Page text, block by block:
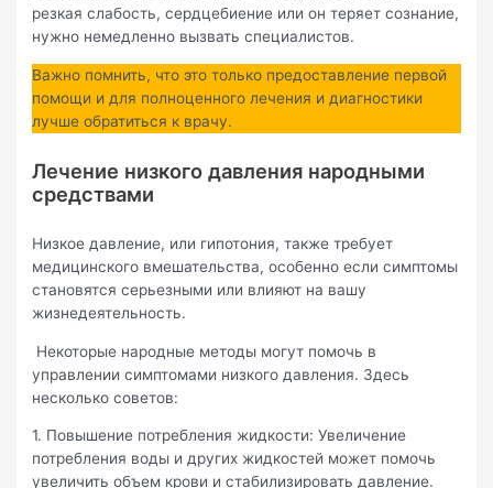
резкая слабость, сердцебиение или он теряет сознание,
нужно немедленно вызвать специалистов.
Важно помнить, что это только предоставление первой
помощи и для полноценного лечения и диагностики
лучше обратиться к врачу.
Лечение низкого давления народными
средствами
Низкое давление, или гипотония, также требует
медицинского вмешательства, особенно если симптомы
становятся серьезными или влияют на вашу
жизнедеятельность.
Некоторые народные методы могут помочь в
управлении симптомами низкого давления. Здесь
несколько советов:
1. Повышение потребления жидкости: Увеличение
потребления воды и других жидкостей может помочь
увеличить объем крови и стабилизировать давление.